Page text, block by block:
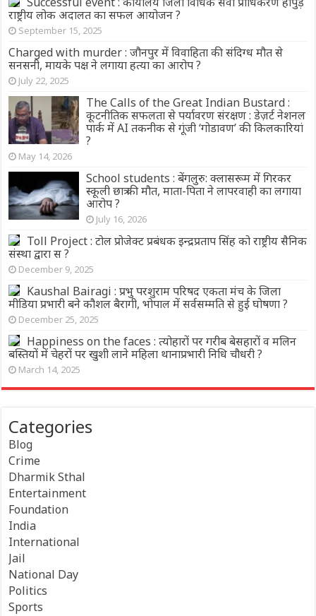
राष्ट्रीय लोक अदालत का सफल आयोजन ?
September 15, 2025
Charged with murder : जौनपुर में विवाहिता की संदिग्ध मौत से
सनसनी, मायके पक्ष ने लगाया हत्या का आरोप ?
July 22, 2025
The Calls of the Great Indian Bustard :
कूटनीतिक सफलता से पर्यावरण संरक्षण : डेज़र्ट नेशनल
पार्क में AI तकनीक से गूंजी ‘गोडावण’ की किलकारियां
?
May 14, 2026
School students : बेंगलुरु: क्लासरूम में गिरकर
स्कूली छात्र की मौत, माता-पिता ने लापरवाही का लगाया
आरोप ?
July 16, 2026
Toll Project : टोल प्रोजेक्ट प्रबंधक इन्द्रप्रताप सिंह को राष्ट्रीय सैनिक
संस्था द्वारा स ?
December 9, 2025
Kaushal Bairagi : प्रभु परशुराम परिषद एकता मंच के जिला
मीडिया प्रभारी बने कौशल बैरागी, भोपाल में सर्वसम्मति से हुई घोषणा ?
December 25, 2025
Happiness on the faces : त्योहारों पर गरीब बेसहारों व मलिन
बस्तियों में चेहरों पर खुशी लाने महिला थानाप्रभारी निधि चौधरी ?
March 14, 2025
Categories
Blog
Crime
Dharmik Sthal
Entertainment
Foundation
India
International
Jail
National Day
Politics
Sports